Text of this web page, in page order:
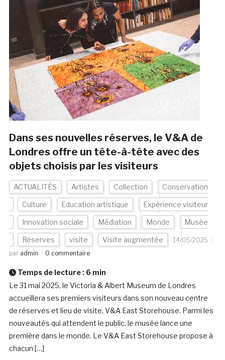
Dans ses nouvelles réserves, le V&A de
Londres offre un tête-à-tête avec des
objets choisis par les visiteurs
ACTUALITÉS Artistes Collection Conservation
Culture Education artistique Expérience visiteur
Innovation sociale Médiation Monde Musée
Réserves visite Visite augmentée
14/05/2025
par admin 0 commentaire
Temps de lecture : 6 min
Le 31 mai 2025, le Victoria & Albert Museum de Londres
accueillera ses premiers visiteurs dans son nouveau centre
de réserves et lieu de visite, V&A East Storehouse. Parmi les
nouveautés qui attendent le public, le musée lance une
première dans le monde. Le V&A East Storehouse propose à
chacun […]